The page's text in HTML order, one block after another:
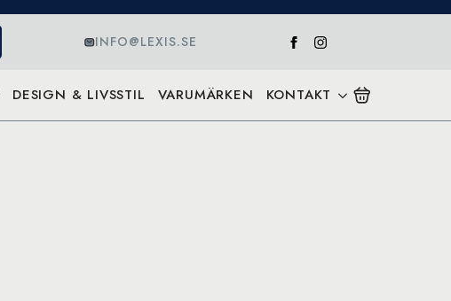
INFO@LEXIS.SE
DESIGN & LIVSSTIL VARUMÄRKEN KONTAKT